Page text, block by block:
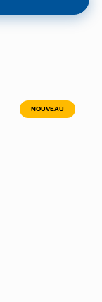
NOUVEAU